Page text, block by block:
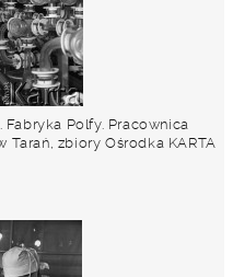
Fabryka Polfy. Pracownica
Tarań, zbiory Ośrodka KARTA